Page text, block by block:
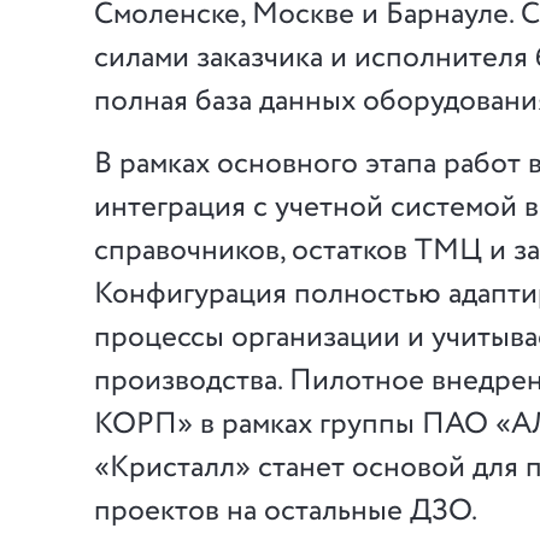
Смоленске, Москве и Барнауле.
силами заказчика и
полная база данных
В рамках основного этапа работ
интеграция с учетной системой
справочников, остатков ТМЦ и
Конфигурация полностью
процессы организации и
производства. Пилотное
КОРП» в рамках группы ПАО
«Кристалл» станет основой для
проектов на остальные ДЗО.